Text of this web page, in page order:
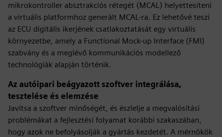
mikrokontroller absztrakciós rétegét (MCAL) helyettesíteni
a virtuális platformhoz generált MCAL-ra. Ez lehetővé teszi
az ECU digitális ikerjének csatlakoztatását egy virtuális
környezetbe, amely a Functional Mock-up Interface (FMI)
szabvány és a meglévő kommunikációs modellező
technológiák alapján történik.
Az autóipari beágyazott szoftver integrálása,
tesztelése és elemzése
Javítsa a szoftver minőségét, és észlelje a megvalósítási
problémákat a fejlesztési folyamat korábbi szakaszában,
hogy azok ne befolyásolják a gyártás kezdetét. A mérnökök